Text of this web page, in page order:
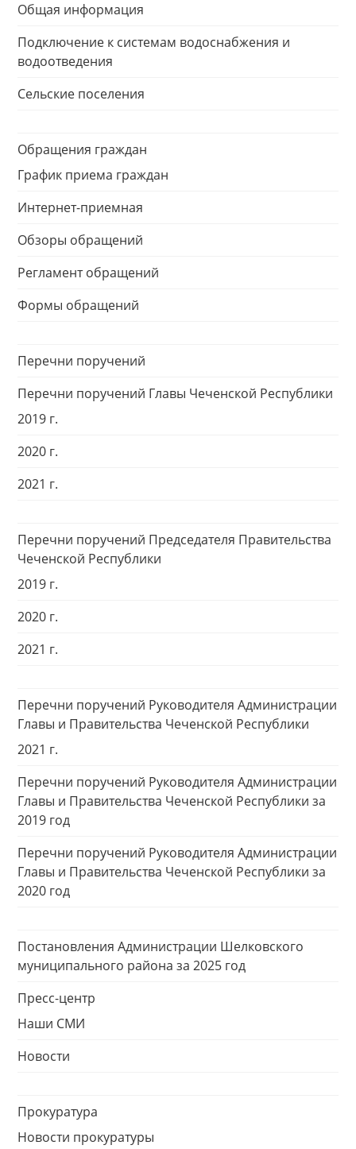
Общая информация
Подключение к системам водоснабжения и
водоотведения
Сельские поселения
Обращения граждан
График приема граждан
Интернет-приемная
Обзоры обращений
Регламент обращений
Формы обращений
Перечни поручений
Перечни поручений Главы Чеченской Республики
2019 г.
2020 г.
2021 г.
Перечни поручений Председателя Правительства
Чеченской Республики
2019 г.
2020 г.
2021 г.
Перечни поручений Руководителя Администрации
Главы и Правительства Чеченской Республики
2021 г.
Перечни поручений Руководителя Администрации
Главы и Правительства Чеченской Республики за
2019 год
Перечни поручений Руководителя Администрации
Главы и Правительства Чеченской Республики за
2020 год
Постановления Администрации Шелковского
муниципального района за 2025 год
Пресс-центр
Наши СМИ
Новости
Прокуратура
Новости прокуратуры